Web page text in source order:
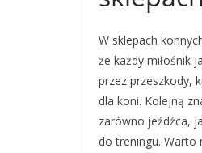
W sklepach
że każdy miłośnik
przez przeszkody,
dla koni. Kolejną
zarówno jeźdźca,
do treningu. Warto